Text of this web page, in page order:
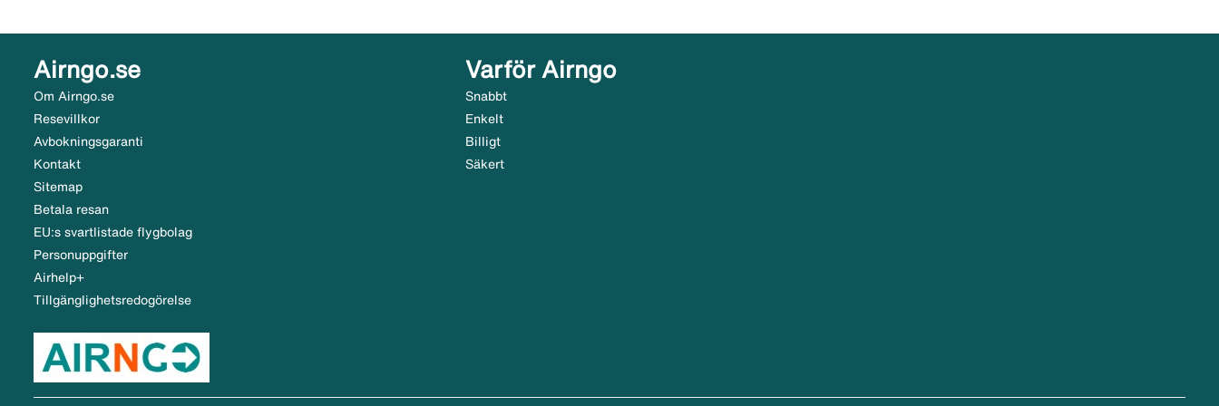
Airngo.se
Om Airngo.se
Resevillkor
Avbokningsgaranti
Kontakt
Sitemap
Betala resan
EU:s svartlistade flygbolag
Personuppgifter
Airhelp+
Tillgänglighetsredogörelse
Varför Airngo
Snabbt
Enkelt
Billigt
Säkert